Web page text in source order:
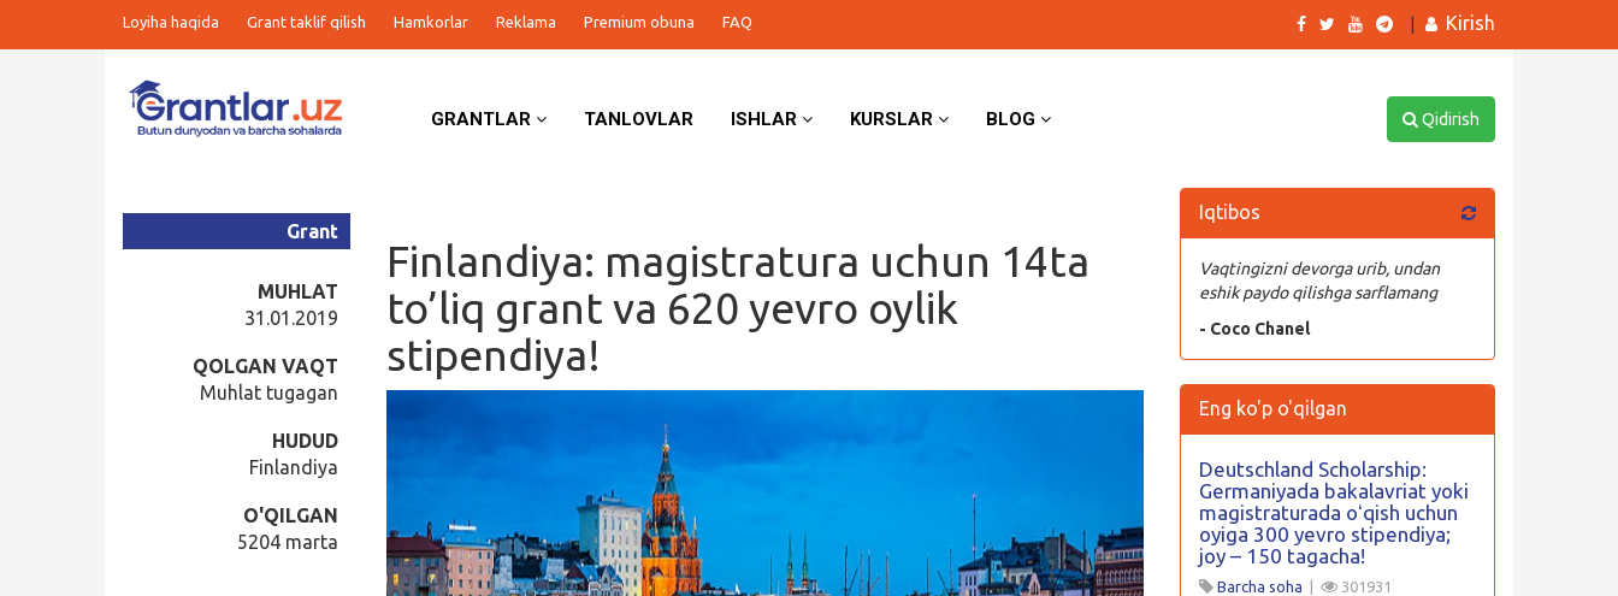
Loyiha haqida Grant taklif qilish Hamkorlar Reklama Premium obuna FAQ Kirish
GRANTLAR TANLOVLAR ISHLAR KURSLAR BLOG Qidirish
Finlandiya: magistratura uchun 14ta
to’liq grant va 620 yevro oylik
stipendiya!
Grant
MUHLAT
31.01.2019
QOLGAN VAQT
Muhlat tugagan
HUDUD
Finlandiya
O'QILGAN
5204 marta
Iqtibos
Vaqtingizni devorga urib, undan
eshik paydo qilishga sarflamang
- Coco Chanel
Eng ko'p o'qilgan
Deutschland Scholarship:
Germaniyada bakalavriat yoki
magistraturada oʻqish uchun
oyiga 300 yevro stipendiya;
joy – 150 tagacha!
Barcha soha 301931